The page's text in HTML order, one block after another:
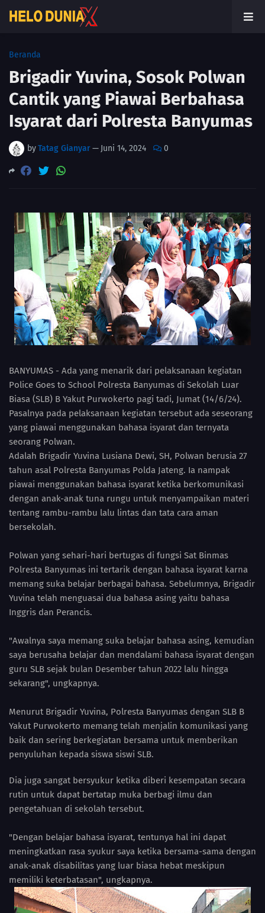
Beranda
Brigadir Yuvina, Sosok Polwan
Cantik yang Piawai Berbahasa
Isyarat dari Polresta Banyumas
byTatag Gianyar— Juni 14, 2024 0
BANYUMAS - Ada yang menarik dari pelaksanaan kegiatan
Police Goes to School Polresta Banyumas di Sekolah Luar
Biasa (SLB) B Yakut Purwokerto pagi tadi, Jumat (14/6/24).
Pasalnya pada pelaksanaan kegiatan tersebut ada seseorang
yang piawai menggunakan bahasa isyarat dan ternyata
seorang Polwan.
Adalah Brigadir Yuvina Lusiana Dewi, SH, Polwan berusia 27
tahun asal Polresta Banyumas Polda Jateng. Ia nampak
piawai menggunakan bahasa isyarat ketika berkomunikasi
dengan anak-anak tuna rungu untuk menyampaikan materi
tentang rambu-rambu lalu lintas dan tata cara aman
bersekolah.
Polwan yang sehari-hari bertugas di fungsi Sat Binmas
Polresta Banyumas ini tertarik dengan bahasa isyarat karna
memang suka belajar berbagai bahasa. Sebelumnya, Brigadir
Yuvina telah menguasai dua bahasa asing yaitu bahasa
Inggris dan Perancis.
"Awalnya saya memang suka belajar bahasa asing, kemudian
saya berusaha belajar dan mendalami bahasa isyarat dengan
guru SLB sejak bulan Desember tahun 2022 lalu hingga
sekarang", ungkapnya.
Menurut Brigadir Yuvina, Polresta Banyumas dengan SLB B
Yakut Purwokerto memang telah menjalin komunikasi yang
baik dan sering berkegiatan bersama untuk memberikan
penyuluhan kepada siswa siswi SLB.
Dia juga sangat bersyukur ketika diberi kesempatan secara
rutin untuk dapat bertatap muka berbagi ilmu dan
pengetahuan di sekolah tersebut.
"Dengan belajar bahasa isyarat, tentunya hal ini dapat
meningkatkan rasa syukur saya ketika bersama-sama dengan
anak-anak disabilitas yang luar biasa hebat meskipun
memiliki keterbatasan", ungkapnya.